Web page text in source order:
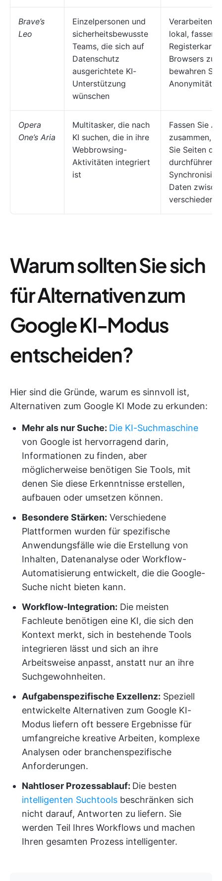
Brave’s
Leo
Einzelpersonen und
sicherheitsbewusste
Teams, die sich auf
Datenschutz
ausgerichtete KI-
Unterstützung
wünschen
Verarbeiten
lokal, fassen
Browsers
bewahren
Anonymität.
Opera
One’s Aria
Multitasker, die nach
KI suchen, die in ihre
Webbrowsing-
Aktivitäten integriert
ist
Fassen Sie
zusammen,
Sie Seiten
durchführen
Daten
Warum sollten Sie sich
für Alternativen zum
Google KI-Modus
entscheiden?
Hier sind die Gründe, warum es sinnvoll ist,
Alternativen zum Google KI Mode zu erkunden:
Mehr als nur Suche: Die KI-Suchmaschine
von Google ist hervorragend darin,
Informationen zu finden, aber
möglicherweise benötigen Sie Tools, mit
denen Sie diese Erkenntnisse erstellen,
aufbauen oder umsetzen können.
Besondere Stärken: Verschiedene
Plattformen wurden für spezifische
Anwendungsfälle wie die Erstellung von
Inhalten, Datenanalyse oder Workflow-
Automatisierung entwickelt, die die Google-
Suche nicht bieten kann.
Workflow-Integration: Die meisten
Fachleute benötigen eine KI, die sich den
Kontext merkt, sich in bestehende Tools
integrieren lässt und sich an ihre
Arbeitsweise anpasst, anstatt nur an ihre
Suchgewohnheiten.
Aufgabenspezifische Exzellenz: Speziell
entwickelte Alternativen zum Google KI-
Modus liefern oft bessere Ergebnisse für
umfangreiche kreative Arbeiten, komplexe
Analysen oder branchenspezifische
Anforderungen.
Nahtloser Prozessablauf: Die besten
intelligenten Suchtools beschränken sich
nicht darauf, Antworten zu liefern. Sie
werden Teil Ihres Workflows und machen
Ihren gesamten Prozess intelligenter.